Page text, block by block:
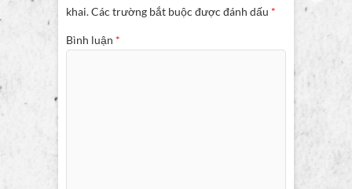
khai.Các trường bắt buộc được đánh dấu *
Bình luận *